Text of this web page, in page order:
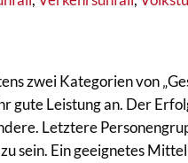
zwei Kategorien von
gute Leistung an. Der
Letztere
sein. Ein geeignetes